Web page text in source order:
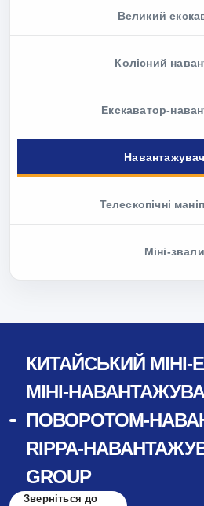
Великий
Колісний
Екскаватор-
Телескопічні
Міні-
КИТАЙСЬКИЙ МІНІ-
МІНІ-
ПОВОРОТОМ-
RIPPA-
GROUP
Зверніться до